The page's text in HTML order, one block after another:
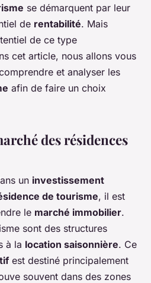
se démarquent par leur
de rentabilité. Mais
de ce type
cet article, nous allons vous
et analyser les
afin de faire un choix
des résidences
un investissement
de tourisme, il est
le marché immobilier.
sont des structures
à la location saisonnière. Ce
est destiné principalement
souvent dans des zones